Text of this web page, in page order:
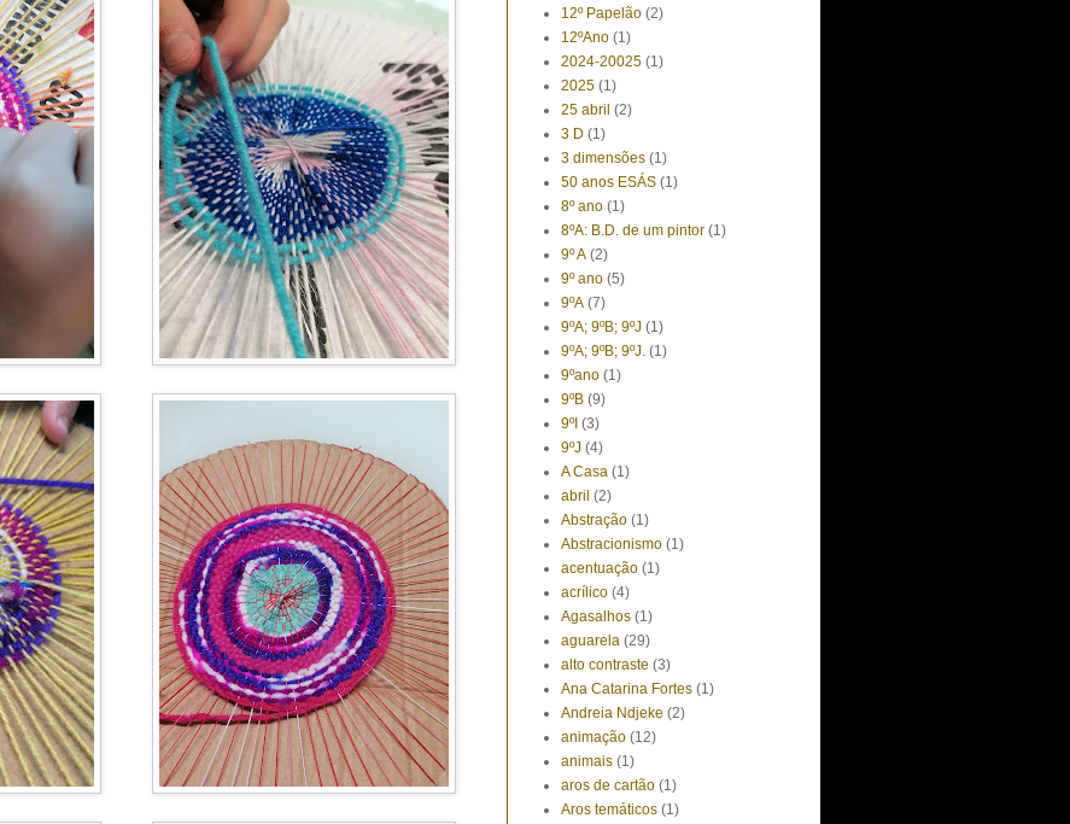
12º Papelão (2)
12ºAno (1)
2024-20025 (1)
2025 (1)
25 abril (2)
3 D (1)
3 dimensões (1)
50 anos ESÁS (1)
8º ano (1)
8ºA: B.D. de um pintor (1)
9º A (2)
9º ano (5)
9ºA (7)
9ºA; 9ºB; 9ºJ (1)
9ºA; 9ºB; 9ºJ. (1)
9ºano (1)
9ºB (9)
9ºI (3)
9ºJ (4)
A Casa (1)
abril (2)
Abstração (1)
Abstracionismo (1)
acentuação (1)
acrílico (4)
Agasalhos (1)
aguarela (29)
alto contraste (3)
Ana Catarina Fortes (1)
Andreia Ndjeke (2)
animação (12)
animais (1)
aros de cartão (1)
Aros temáticos (1)